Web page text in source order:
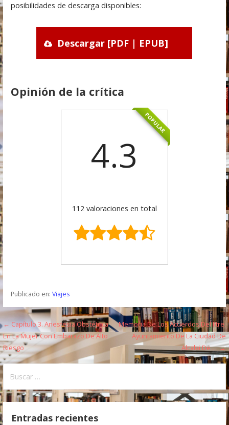
posibilidades de descarga disponibles:
Descargar [PDF | EPUB]
Opinión de la crítica
POPULAR
4.3
112 valoraciones en total
Publicado en: Viajes
N
a
v
e
g
← Capítulo 3. Anestesia Obstétrica
En La Mujer Con Embarazo De Alto
Riesgo
Memoria De Los Acuerdos Del Iltre.
Ayuntamiento De La Ciudad De
Alcalai De … →
s
Entradas recientes